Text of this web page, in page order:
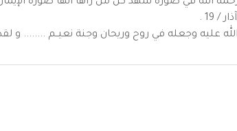
عليه وجعله في روح وريحان وجنة نعيــم ........ و